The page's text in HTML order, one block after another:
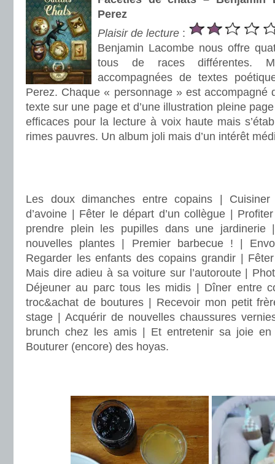
Perez
Plaisir de lecture :
Benjamin Lacombe nous offre
tous de races différentes.
accompagnées de textes
Perez. Chaque « personnage » est accompagné
texte sur une page et d’une illustration pleine
efficaces pour la lecture à voix haute mais
rimes pauvres. Un album joli mais d’un intérêt
Les doux dimanches entre copains |
d’avoine | Fêter le départ d’un collègue |
prendre plein les pupilles dans une
nouvelles plantes | Premier barbecue ! |
Regarder les enfants des copains grandir |
Mais dire adieu à sa voiture sur l’autoroute |
Déjeuner au parc tous les midis | Dîner entre
troc&achat de boutures | Recevoir mon petit
stage | Acquérir de nouvelles chaussures
brunch chez les amis | Et entretenir sa joie
Bouturer (encore) des hoyas.